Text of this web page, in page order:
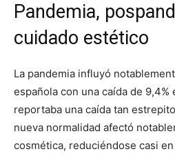
Pandemia,
cuidado estético
La pandemia influyó
española con una caída de 9,4%
reportaba una caída tan
nueva normalidad afectó
cosmética, reduciéndose casi